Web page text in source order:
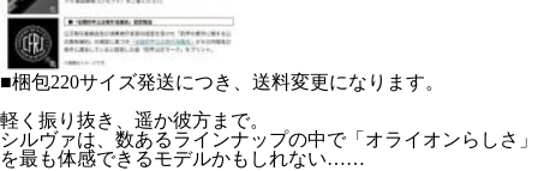
■梱包220サイズ発送につき、送料変更になります。
軽く振り抜き、遥か彼方まで。
シルヴァは、数あるラインナップの中で「オライオンらしさ」
を最も体感できるモデルかもしれない……